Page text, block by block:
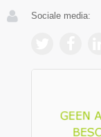
Sociale media: